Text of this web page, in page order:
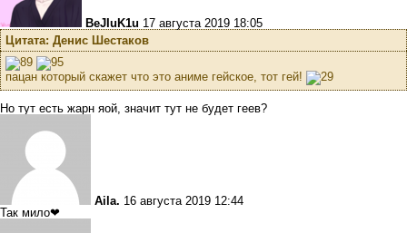
BeJIuK1u 17 августа 2019 18:05
Цитата: Денис Шестаков
пацан который скажет что это аниме гейское, тот гей!
Но тут есть жарн яой, значит тут не будет геев?
Aila. 16 августа 2019 12:44
Так мило❤